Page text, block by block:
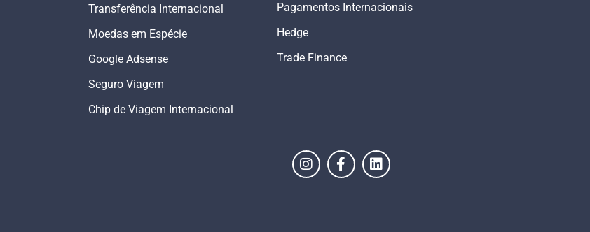
Transferência Internacional
Moedas em Espécie
Google Adsense
Seguro Viagem
Chip de Viagem Internacional
Pagamentos Internacionais
Hedge
Trade Finance